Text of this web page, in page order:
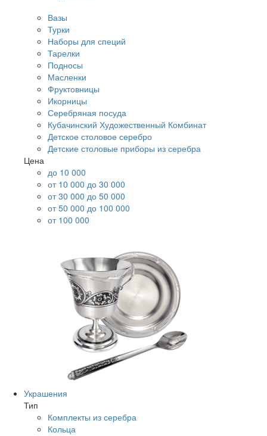
Вазы
Турки
Наборы для специй
Тарелки
Подносы
Масленки
Фруктовницы
Икорницы
Серебряная посуда
Кубачинский Художественный Комбинат
Детское столовое серебро
Детские столовые приборы из серебра
Цена
до 10 000
от 10 000 до 30 000
от 30 000 до 50 000
от 50 000 до 100 000
от 100 000
Украшения
Тип
Комплекты из серебра
Кольца